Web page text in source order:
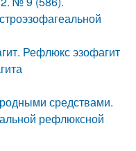
Рефлюкс эзофагит
средствами.
рефлюксной